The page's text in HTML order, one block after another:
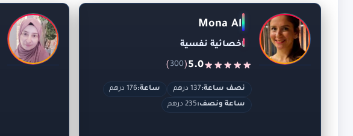
Mona Ali
اخصائية نفسية
5.0
(
300
)
نصف ساعة:137 درهم ساعة:176 درهم
ساعة ونصف:235 درهم